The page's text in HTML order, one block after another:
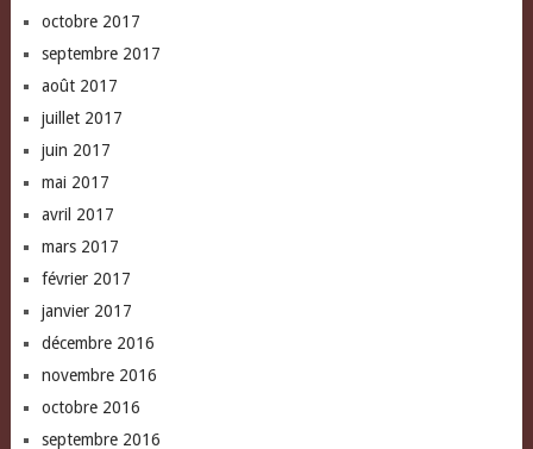
octobre 2017
septembre 2017
août 2017
juillet 2017
juin 2017
mai 2017
avril 2017
mars 2017
février 2017
janvier 2017
décembre 2016
novembre 2016
octobre 2016
septembre 2016